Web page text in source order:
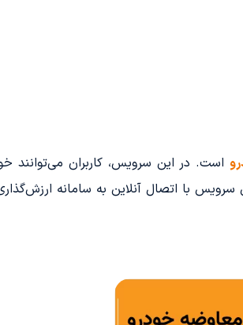
است. در این سرویس، کاربران می‌توانند
با اتصال آنلاین به سامانه